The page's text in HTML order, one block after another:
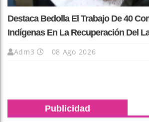
Destaca Bedolla El Trabajo De 40
Indígenas En La Recuperación Del
Adm3 08 Ago 2026
Publicidad